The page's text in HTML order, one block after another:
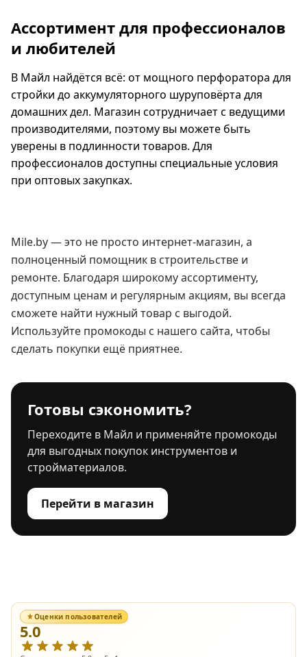
Ассортимент для профессионалов
и любителей
В Майл найдётся всё: от мощного перфоратора для
стройки до аккумуляторного шуруповёрта для
домашних дел. Магазин сотрудничает с ведущими
производителями, поэтому вы можете быть
уверены в подлинности товаров. Для
профессионалов доступны специальные условия
при оптовых закупках.
Mile.by — это не просто интернет-магазин, а
полноценный помощник в строительстве и
ремонте. Благодаря широкому ассортименту,
доступным ценам и регулярным акциям, вы всегда
сможете найти нужный товар с выгодой.
Используйте промокоды с нашего сайта, чтобы
сделать покупки ещё приятнее.
Готовы сэкономить?
Переходите в Майл и применяйте промокоды
для выгодных покупок инструментов и
стройматериалов.
Перейти в магазин
Оценки пользователей
5.0